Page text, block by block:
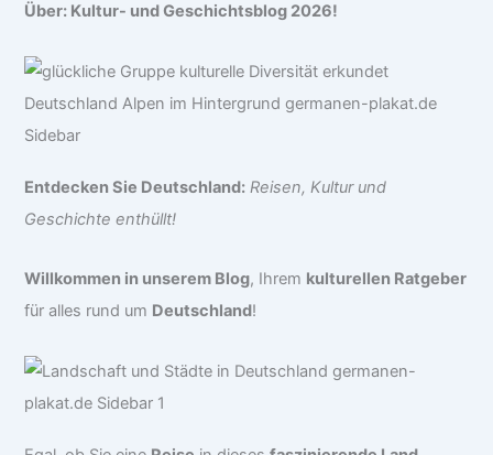
Über: Kultur- und Geschichtsblog 2026!
Entdecken Sie Deutschland: Reisen, Kultur und
Geschichte enthüllt!
Willkommen in unserem Blog, Ihrem kulturellen Ratgeber
für alles rund um Deutschland!